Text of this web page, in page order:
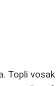
Topli